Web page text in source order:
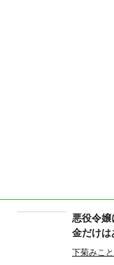
悪役令嬢
金だけは
おう！
下菊みこと